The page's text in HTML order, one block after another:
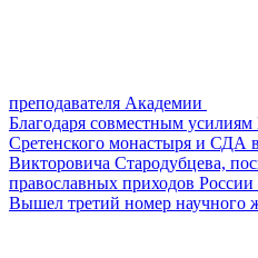
преподавателя Академии
Благодаря совместным усилиям
Сретенского монастыря и СДА
Викторовича Стародубцева,
православных приходов
Вышел третий номер научного